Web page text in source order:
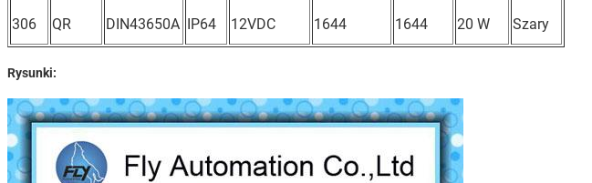
306 QR DIN43650A IP64 12VDC 1644 1644 20 W Szary
Rysunki: